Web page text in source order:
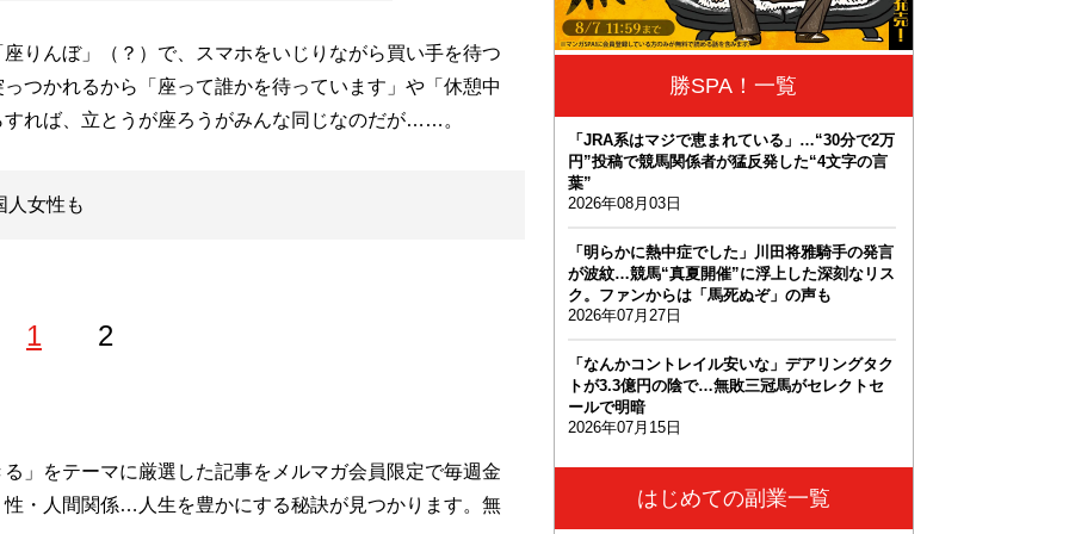
んぼ」（？）で、スマホをいじりながら買い手を待つ
つかれるから「座って誰かを待っています」や「休憩中
れば、立とうが座ろうがみんな同じなのだが……。
人女性も
1 2
優デビュー後、2018年半ばに引退。ソーシャルゲームの
立。WEBコラムから作品レビュー、同人作品やセクシー
」をテーマに厳選した記事をメルマガ会員限定で毎週金
・人間関係…人生を豊かにする秘訣が見つかります。無
勝SPA！一覧
「JRA系はマジで恵まれている」…“30分で2万
円”投稿で競馬関係者が猛反発した“4文字の言
葉”
2026年08月03日
「明らかに熱中症でした」川田将雅騎手の発言
が波紋…競馬“真夏開催”に浮上した深刻なリス
ク。ファンからは「馬死ぬぞ」の声も
2026年07月27日
「なんかコントレイル安いな」デアリングタク
トが3.3億円の陰で…無敗三冠馬がセレクトセ
ールで明暗
2026年07月15日
はじめての副業一覧